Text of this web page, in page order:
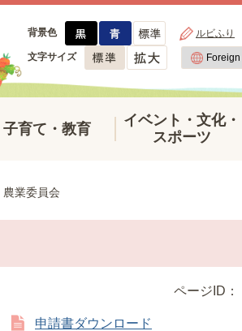
背景色 ルビふり
文字サイズ
子育て・教育
イベント・文化・
スポーツ
農業委員会
ページID：
申請書ダウンロード